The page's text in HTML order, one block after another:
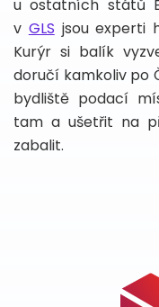
u ostatních států
v GLS jsou experti
Kurýr si balík
doručí kamkoliv po
bydliště podací
tam a ušetřit na
zabalit.